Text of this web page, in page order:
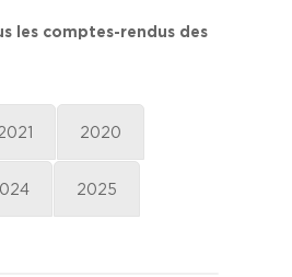
les comptes-rendus des
2020
2025